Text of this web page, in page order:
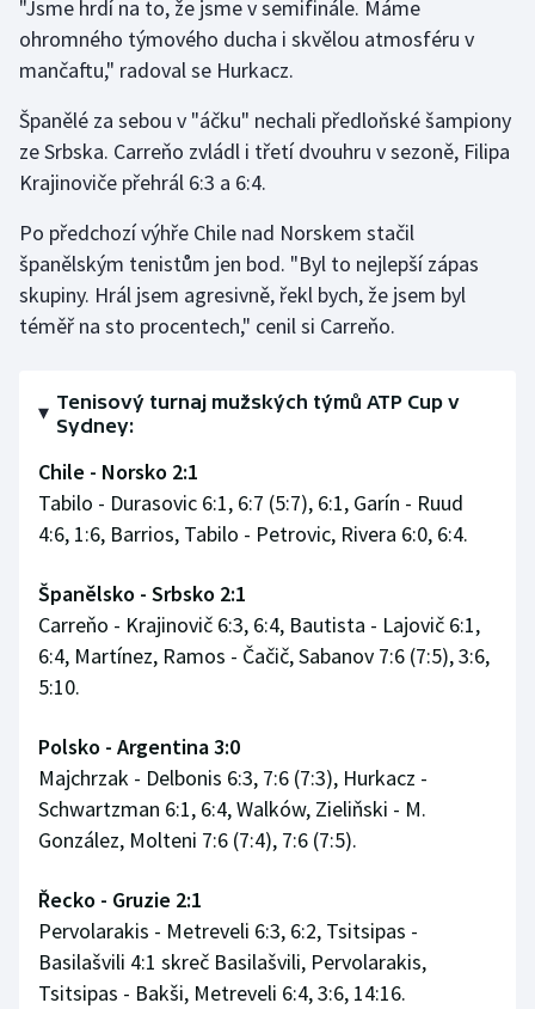
Lyže a snowboard
Moderní pětiboj
Motorsport
Olympijské hry
Parasport
Plavání
Ragby
Rychlobruslení
Rychlostní kanoistika
Short track
Sportovní střelba
Stolní tenis
Triatlon
Veslování
Volejbal
Ostatní
"Jsme hrdí na to, že jsme v semifinále. Máme
ohromného týmového ducha i skvělou atmosféru v
mančaftu," radoval se Hurkacz.
Španělé za sebou v "áčku" nechali předloňské šampiony
ze Srbska. Carreňo zvládl i třetí dvouhru v sezoně, Filipa
Krajinoviče přehrál 6:3 a 6:4.
Po předchozí výhře Chile nad Norskem stačil
španělským tenistům jen bod. "Byl to nejlepší zápas
skupiny. Hrál jsem agresivně, řekl bych, že jsem byl
téměř na sto procentech," cenil si Carreňo.
Tenisový turnaj mužských týmů ATP Cup v
Sydney:
Chile - Norsko 2:1
Tabilo - Durasovic 6:1, 6:7 (5:7), 6:1, Garín - Ruud
4:6, 1:6, Barrios, Tabilo - Petrovic, Rivera 6:0, 6:4.
Španělsko - Srbsko 2:1
Carreňo - Krajinovič 6:3, 6:4, Bautista - Lajovič 6:1,
6:4, Martínez, Ramos - Čačič, Sabanov 7:6 (7:5), 3:6,
5:10.
Polsko - Argentina 3:0
Majchrzak - Delbonis 6:3, 7:6 (7:3), Hurkacz -
Schwartzman 6:1, 6:4, Walków, Zieliňski - M.
González, Molteni 7:6 (7:4), 7:6 (7:5).
Řecko - Gruzie 2:1
Pervolarakis - Metreveli 6:3, 6:2, Tsitsipas -
Basilašvili 4:1 skreč Basilašvili, Pervolarakis,
Tsitsipas - Bakši, Metreveli 6:4, 3:6, 14:16.